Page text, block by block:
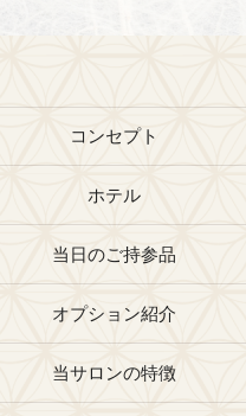
コンセプト
ホテル
当日のご持参品
オプション紹介
当サロンの特徴